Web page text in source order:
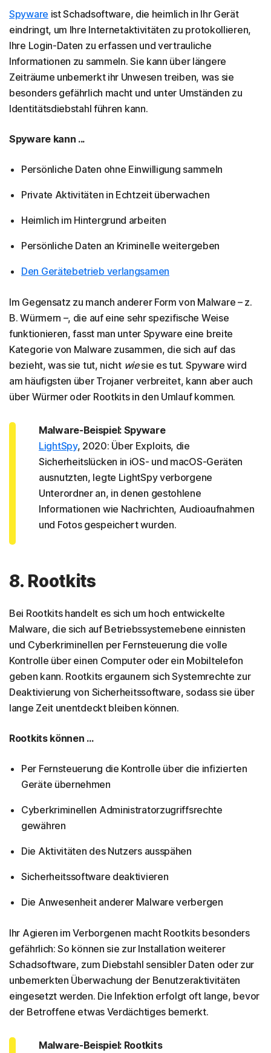
Spyware ist Schadsoftware, die heimlich in Ihr Gerät
eindringt, um Ihre Internetaktivitäten zu protokollieren,
Ihre Login-Daten zu erfassen und vertrauliche
Informationen zu sammeln. Sie kann über längere
Zeiträume unbemerkt ihr Unwesen treiben, was sie
besonders gefährlich macht und unter Umständen zu
Identitätsdiebstahl führen kann.
Spyware kann ...
Persönliche Daten ohne Einwilligung sammeln
Private Aktivitäten in Echtzeit überwachen
Heimlich im Hintergrund arbeiten
Persönliche Daten an Kriminelle weitergeben
Den Gerätebetrieb verlangsamen
Im Gegensatz zu manch anderer Form von Malware – z.
B. Würmern –, die auf eine sehr spezifische Weise
funktionieren, fasst man unter Spyware eine breite
Kategorie von Malware zusammen, die sich auf das
bezieht, was sie tut, nicht wiesie es tut. Spyware wird
am häufigsten über Trojaner verbreitet, kann aber auch
über Würmer oder Rootkits in den Umlauf kommen.
Malware-Beispiel: Spyware
LightSpy, 2020: Über Exploits, die
Sicherheitslücken in iOS- und macOS-Geräten
ausnutzten, legte LightSpy verborgene
Unterordner an, in denen gestohlene
Informationen wie Nachrichten, Audioaufnahmen
und Fotos gespeichert wurden.
8. Rootkits
Bei Rootkits handelt es sich um hoch entwickelte
Malware, die sich auf Betriebssystemebene einnisten
und Cyberkriminellen per Fernsteuerung die volle
Kontrolle über einen Computer oder ein Mobiltelefon
geben kann. Rootkits ergaunern sich Systemrechte zur
Deaktivierung von Sicherheitssoftware, sodass sie über
lange Zeit unentdeckt bleiben können.
Rootkits können ...
Per Fernsteuerung die Kontrolle über die infizierten
Geräte übernehmen
Cyberkriminellen Administratorzugriffsrechte
gewähren
Die Aktivitäten des Nutzers ausspähen
Sicherheitssoftware deaktivieren
Die Anwesenheit anderer Malware verbergen
Ihr Agieren im Verborgenen macht Rootkits besonders
gefährlich: So können sie zur Installation weiterer
Schadsoftware, zum Diebstahl sensibler Daten oder zur
unbemerkten Überwachung der Benutzeraktivitäten
eingesetzt werden. Die Infektion erfolgt oft lange, bevor
der Betroffene etwas Verdächtiges bemerkt.
Malware-Beispiel: Rootkits